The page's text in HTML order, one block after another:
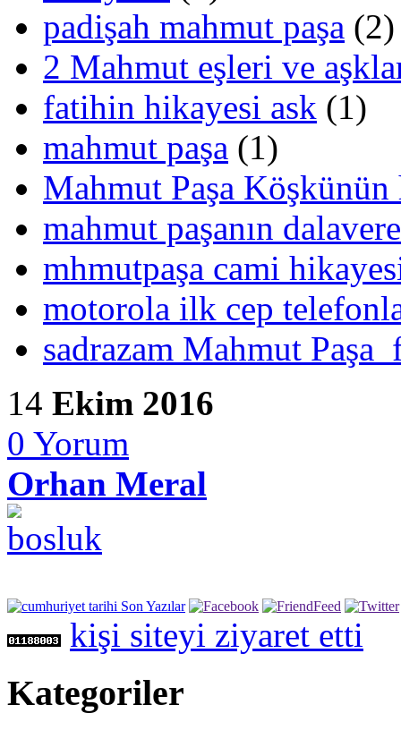
padişah mahmut paşa (2)
2 Mahmut eşleri ve
fatihin hikayesi ask (1)
mahmut paşa (1)
Mahmut Paşa
mahmut paşanın
mhmutpaşa cami
motorola ilk cep
sadrazam Mahmut Paşa
14 Ekim 2016
0 Yorum
Orhan Meral
kişi siteyi ziyaret etti
Kategoriler